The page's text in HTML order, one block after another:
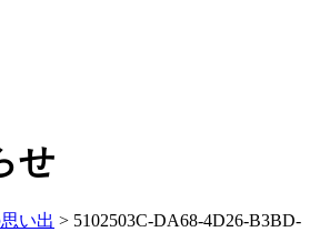
せ
い出 > 5102503C-DA68-4D26-B3BD-